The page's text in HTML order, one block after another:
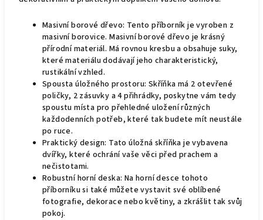
Masivní borové dřevo: Tento příborník je vyroben z
masivní borovice. Masivní borové dřevo je krásný
přírodní materiál. Má rovnou kresbu a obsahuje suky,
které materiálu dodávají jeho charakteristický,
rustikální vzhled.
Spousta úložného prostoru: Skříňka má 2 otevřené
poličky, 2 zásuvky a 4 přihrádky, poskytne vám tedy
spoustu místa pro přehledné uložení různých
každodenních potřeb, které tak budete mít neustále
po ruce.
Praktický design: Tato úložná skříňka je vybavena
dvířky, které ochrání vaše věci před prachem a
nečistotami.
Robustní horní deska: Na horní desce tohoto
příborníku si také můžete vystavit své oblíbené
fotografie, dekorace nebo květiny, a zkrášlit tak svůj
pokoj.